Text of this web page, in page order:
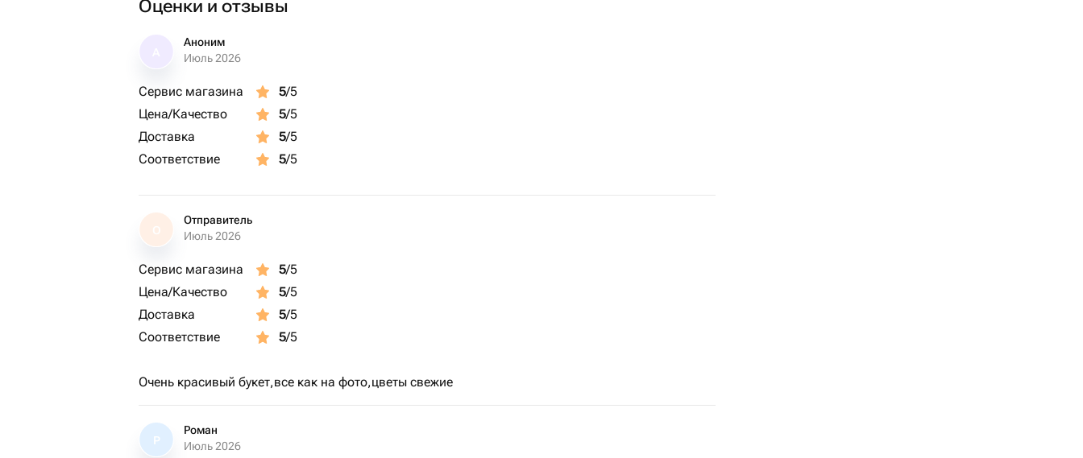
Оценки и отзывы
Аноним
Июль 2026
Сервис магазина 5/5
Цена/Качество
5/5
Доставка
5/5
Соответствие
5/5
О
Отправитель
Июль 2026
Сервис магазина 5/5
Цена/Качество
5/5
Доставка
5/5
Соответствие
5/5
Очень красивый букет,все как на фото,цветы свежие
Р
Роман
Июль 2026